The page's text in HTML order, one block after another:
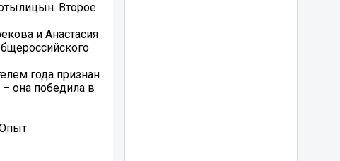
Второе
и Анастасия
года признан
она победила в